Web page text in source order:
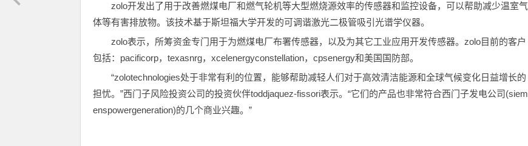
zolo开发出了用于改善燃煤电厂和燃气轮机等大型燃烧源效率的传感器和监控设备，可以帮助减少温室气
体等有害排放物。该技术基于斯坦福大学开发的可调谐激光二极管吸引光谱学仪器。
zolo表示，所筹资金专门用于为燃煤电厂布署传感器，以及为其它工业应用开发传感器。zolo目前的客户
包括：pacificorp，texasnrg，xcelenergyconstellation，cpsenergy和美国国防部。
“zolotechnologies处于非常有利的位置，能够帮助减轻人们对于高效清洁能源和全球气候变化日益增长的
担忧。”西门子风险投资公司的投资伙伴toddjaquez-fissori表示。“它们的产品也非常符合西门子发电公司(siem
enspowergeneration)的几个商业兴趣。”